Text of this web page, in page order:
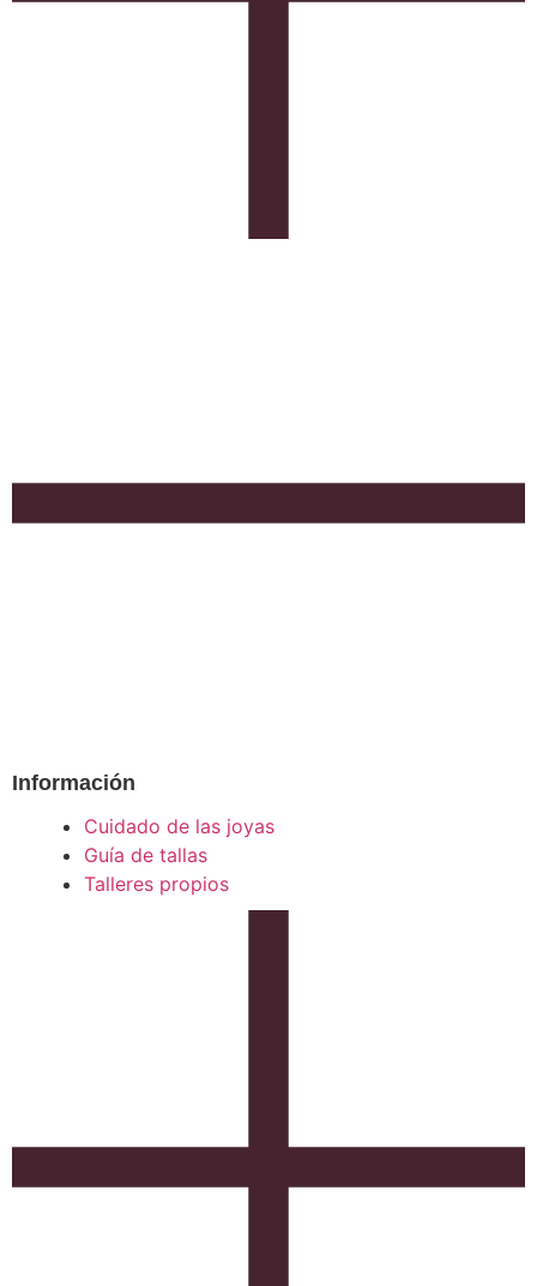
Información
Cuidado de las joyas
Guía de tallas
Talleres propios